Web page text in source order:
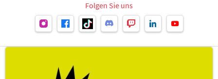
Folgen Sie uns